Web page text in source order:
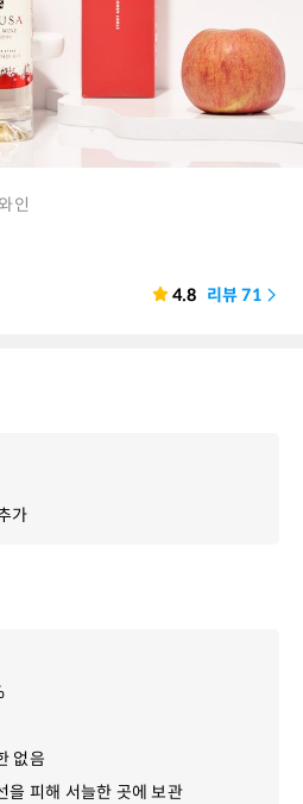
인
4.8 리뷰71
없음
을 피해 서늘한 곳에 보관
가